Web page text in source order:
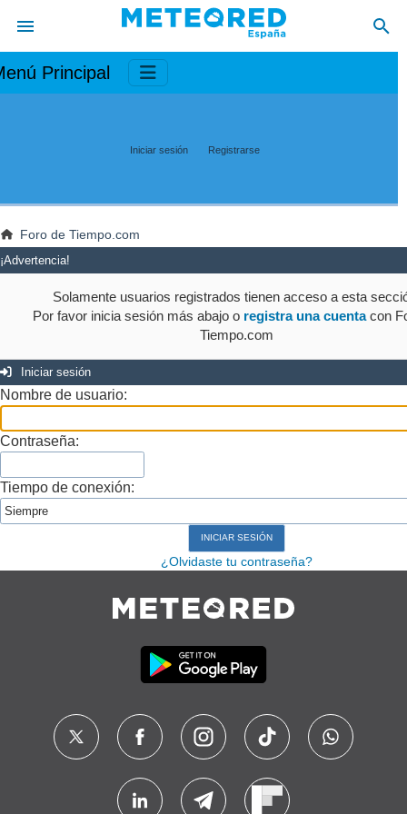
Principal
Iniciar sesión Registrarse
Foro de Tiempo.com
¡Advertencia!
Solamente usuarios registrados tienen acceso a esta
Por favor inicia sesión más abajo o registra una cuentacon
Tiempo.com
Iniciar sesión
Nombre de usuario:
Contraseña:
Tiempo de conexión:
¿Olvidaste tu contraseña?